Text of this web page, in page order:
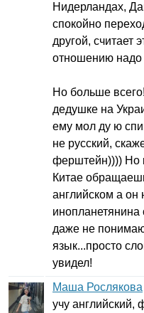
Нидерландах,
спокойно
другой, считает
отношению надо
Но больше
дедушке на
ему мол ду ю
не русский,
ферштейн)))) Но
Китае
английском а он
инопланетянина
даже не
язык...просто
увидел!
Маша Рослякова
учу английский,